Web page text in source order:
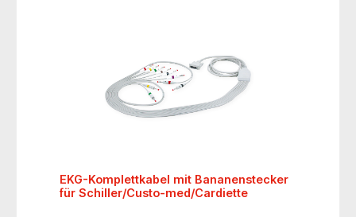
EKG-Komplettkabel mit Bananenstecker
für Schiller/Custo-med/Cardiette